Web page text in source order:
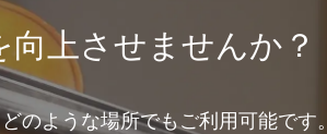
向上させませんか？
のような場所でもご利用可能です。